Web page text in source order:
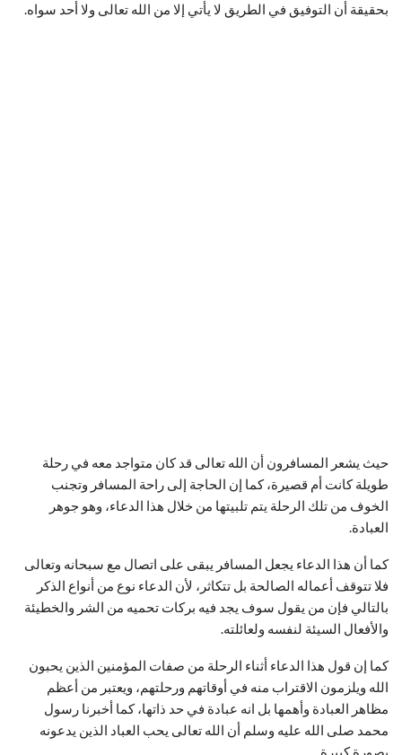
بحقيقة أن التوفيق في الطريق لا يأتي إلا من الله تعالى ولا أحد سواه.
حيث يشعر المسافرون أن الله تعالى قد كان متواجد معه في رحلة
طويلة كانت أم قصيرة، كما إن الحاجة إلى راحة المسافر وتجنب
الخوف من تلك الرحلة يتم تلبيتها من خلال هذا الدعاء، وهو جوهر
العبادة.
كما أن هذا الدعاء يجعل المسافر يبقى على اتصال مع سبحانه وتعالى
فلا تتوقف أعماله الصالحة بل تتكاثر، لأن الدعاء نوع من أنواع الذكر
بالتالي فإن من يقول سوف يجد فيه بركات تحميه من الشر والخطيئة
والأفعال السيئة لنفسه ولعائلته.
كما إن قول هذا الدعاء أثناء الرحلة من صفات المؤمنين الذين يحبون
الله ويلزمون الاقتراب منه في أوقاتهم ورحلتهم، ويعتبر من أعظم
مظاهر العبادة وأهمها بل انه عبادة في حد ذاتها، كما أخبرنا رسول
محمد صلى الله عليه وسلم أن الله تعالى يحب العباد الذين يدعونه